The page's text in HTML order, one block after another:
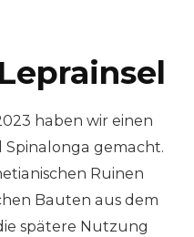
haben wir einen
Spinalonga gemacht.
Ruinen
Bauten aus dem
spätere Nutzung